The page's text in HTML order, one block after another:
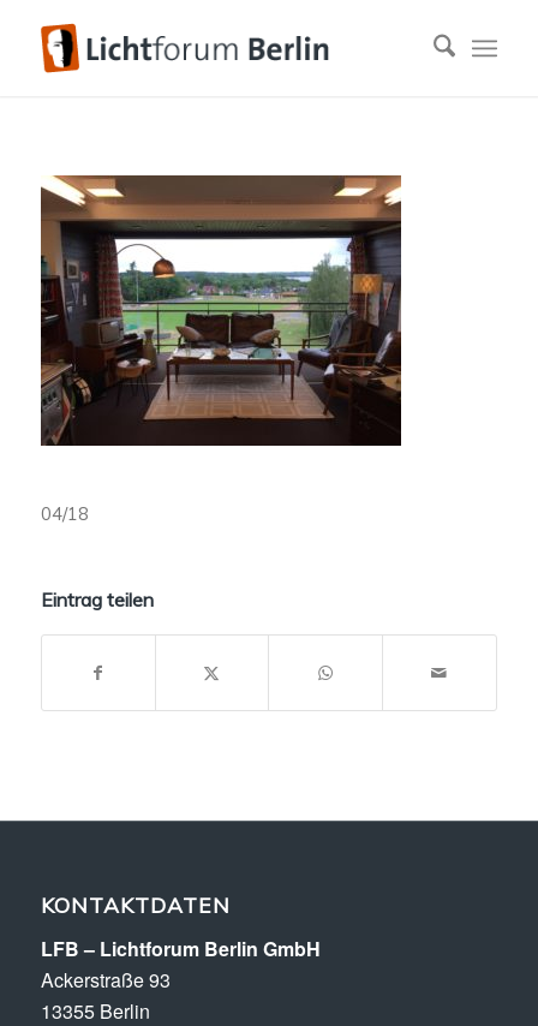
04/18
Eintrag teilen
KONTAKTDATEN
LFB – Lichtforum Berlin GmbH
Ackerstraße 93
13355 Berlin